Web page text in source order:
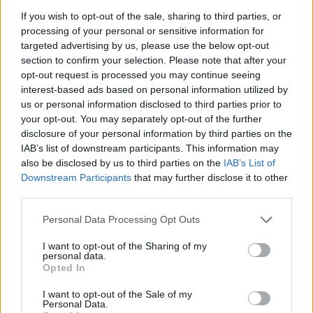
If you wish to opt-out of the sale, sharing to third parties, or
processing of your personal or sensitive information for
targeted advertising by us, please use the below opt-out
section to confirm your selection. Please note that after your
opt-out request is processed you may continue seeing
interest-based ads based on personal information utilized by
us or personal information disclosed to third parties prior to
your opt-out. You may separately opt-out of the further
disclosure of your personal information by third parties on the
IAB’s list of downstream participants. This information may
also be disclosed by us to third parties on the IAB’s List of
Downstream Participants that may further disclose it to other
Personal Data Processing Opt Outs
I want to opt-out of the Sharing of my
personal data.
Opted In
I want to opt-out of the Sale of my
Personal Data.
koženými gladiátorkami. Vlasy si nezabudnite ozdobiť
čelenkouči pierkom a na vašej ruke nechajte vyniknúť
náramky z prírodných materiálov. V prípadešperkov
paradoxne neplatí pravidlo „menej je viac“, a tak si pokojne
doprajte bohatú nádielku korálikov zdobiacich váš dekolt i
zápästie.
Šaty v štýle boho sa vyrábajú prevažne z ľanu, viskózy či iných
vzdušných tkanín. Vyniknú na nich najmäkvetinové a
prírodné motívy, no nie je im cudzia ani čipka či strapce. S
uvoľnenosťou tak ide ruka v ruke aj nádych romantiky, ktorý
umocní i efekt prirodzene zvlnených, rozpustených vlasov.
Dajte sa do boho aj vy
presúva od nenútených prírodných odtieňov až po výrazné
sýte farby.
šaty s boho potlačou . Ich kvalitný padavý materiál je vhodný